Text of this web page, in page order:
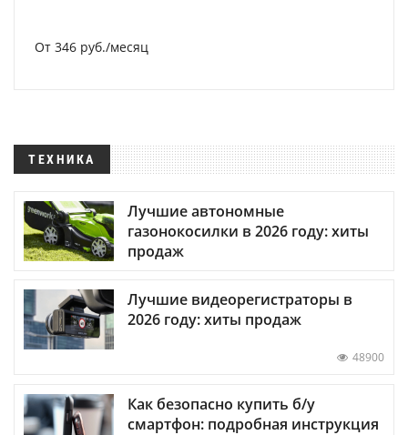
От 346 руб./месяц
ТЕХНИКА
Лучшие автономные
газонокосилки в 2026 году: хиты
продаж
Лучшие видеорегистраторы в
2026 году: хиты продаж
48900
Как безопасно купить б/у
смартфон: подробная инструкция